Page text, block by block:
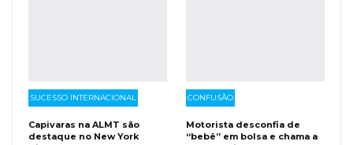
SUCESSO INTERNACIONAL
Capivaras na ALMT são
destaque no New York
CONFUSÃO
Motorista desconfia de
“bebê” em bolsa e chama a